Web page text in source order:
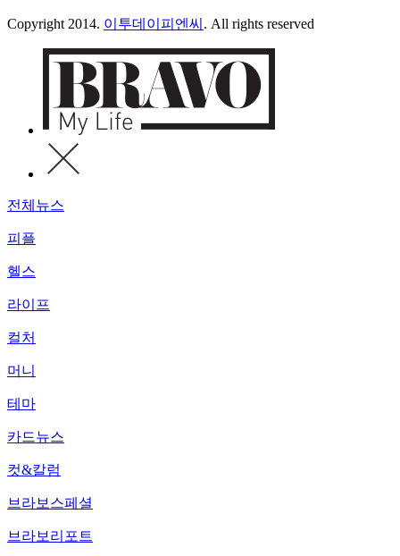
Copyright 2014. 이투데이피엔씨 . All rights reserved
전체뉴스
피플
헬스
라이프
컬처
머니
테마
카드뉴스
컷&칼럼
브라보스페셜
브라보리포트